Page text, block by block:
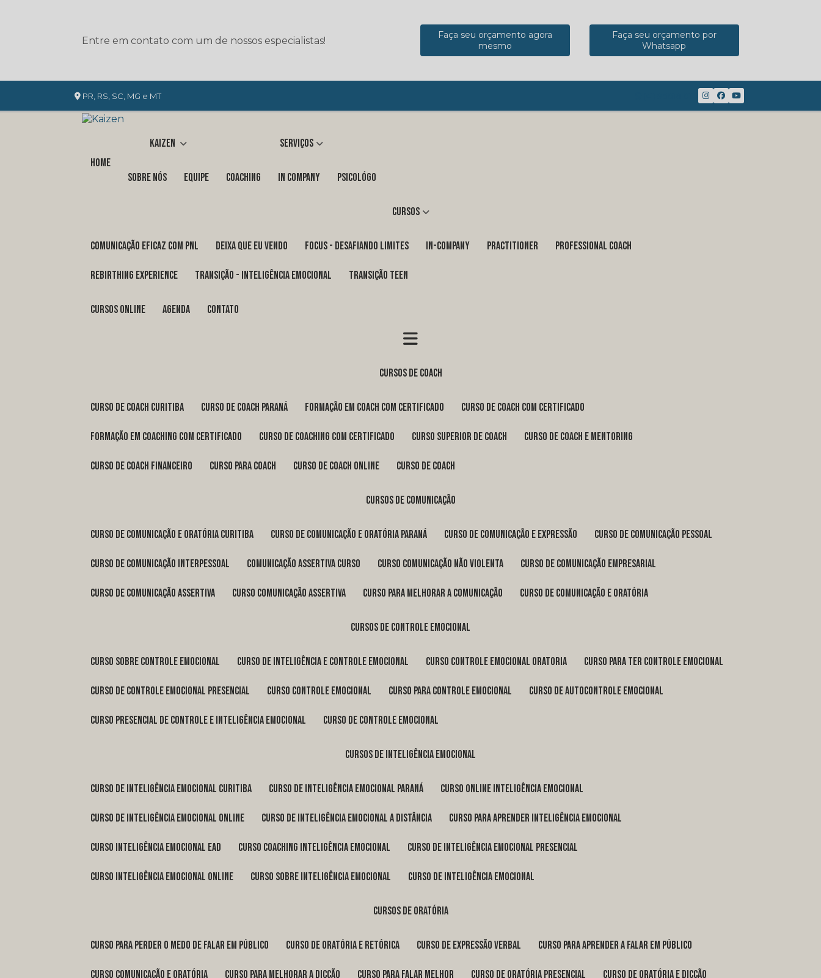
Entre em contato com um de nossos especialistas!
Faça seu orçamento agora
mesmo
Faça seu orçamento por
Whatsapp
PR, RS, SC, MG e MT
Home
Kaizen
Sobre nós Equipe
Serviços
Coaching in company Psicológo
Cursos
COMUNICAÇÃO EFICAZ COM PNL DEIXA QUE EU VENDO FOCUS - DESAFIANDO LIMITES In-Company PRACTITIONER PROFESSIONAL COACH
REBIRTHING EXPERIENCE TRANSIÇÃO - INTELIGÊNCIA EMOCIONAL TRANSIÇÃO TEEN
Cursos Online Agenda Contato
cursos de coach
curso de coach Curitiba curso de coach Paraná formação em coach com certificado curso de coach com certificado
formação em coaching com certificado curso de coaching com certificado curso superior de coach curso de coach e mentoring
curso de coach financeiro curso para coach curso de coach online curso de coach
cursos de comunicação
curso de comunicação e oratória Curitiba curso de comunicação e oratória Paraná curso de comunicação e expressão curso de comunicação pessoal
curso de comunicação interpessoal comunicação assertiva curso curso comunicação não violenta curso de comunicação empresarial
curso de comunicação assertiva curso comunicação assertiva curso para melhorar a comunicação curso de comunicação e oratória
cursos de controle emocional
curso sobre controle emocional curso de inteligência e controle emocional curso controle emocional oratoria curso para ter controle emocional
curso de controle emocional presencial curso controle emocional curso para controle emocional curso de autocontrole emocional
curso presencial de controle e inteligência emocional curso de controle emocional
cursos de inteligência emocional
curso de inteligência emocional Curitiba curso de inteligência emocional Paraná curso online inteligência emocional
curso de inteligência emocional online curso de inteligência emocional a distância curso para aprender inteligência emocional
curso inteligência emocional ead curso coaching inteligência emocional curso de inteligência emocional presencial
curso inteligência emocional online curso sobre inteligência emocional curso de inteligência emocional
cursos de oratória
curso para perder o medo de falar em público curso de oratória e retórica curso de expressão verbal curso para aprender a falar em público
curso comunicação e oratória curso para melhorar a dicção curso para falar melhor curso de oratória presencial curso de oratória e dicção